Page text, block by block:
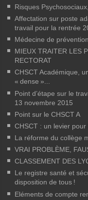
Risques
Affectation sur poste
travail pour la rentrée
Médecine de prévention
MIEUX TRAITER LES
RECTORAT
CHSCT Académique,
« dense »...
Point d’étape sur le
13 novembre 2015
Point sur le CHSCT A
CHSCT : un levier pour
La réforme du collège
VRAI PROBLÈME,
CLASSEMENT DES
Le registre santé et
disposition de tous !
Eléments de compte